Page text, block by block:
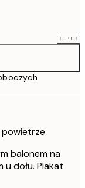
139 zł
169 zł
powietrze
balonem na
dołu. Plakat